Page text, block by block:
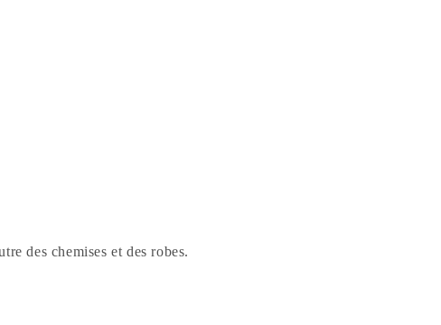
des chemises et des robes.